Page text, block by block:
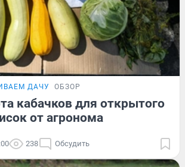
ДАЧУ ОБЗОР
кабачков для открытого
от агронома
238 Обсудить